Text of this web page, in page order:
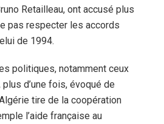
Retailleau, ont accusé plus
pas respecter les accords
de 1994.
politiques, notamment ceux
d’une fois, évoqué de
tire de la coopération
l’aide française au